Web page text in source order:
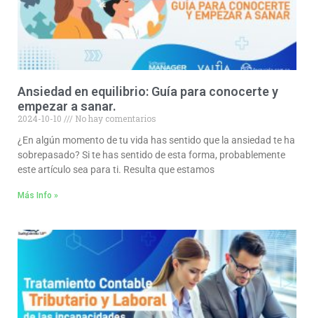
Ansiedad en equilibrio: Guía para conocerte y
empezar a sanar.
2024-10-10
No hay comentarios
¿En algún momento de tu vida has sentido que la ansiedad te ha
sobrepasado? Si te has sentido de esta forma, probablemente
este artículo sea para ti. Resulta que estamos
Más Info »